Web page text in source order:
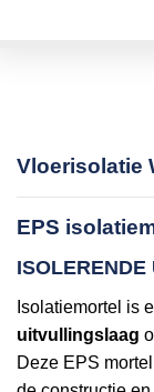
Vloerisolatie
EPS
Isolatiemortel is
uitvullingslaag
Deze EPS